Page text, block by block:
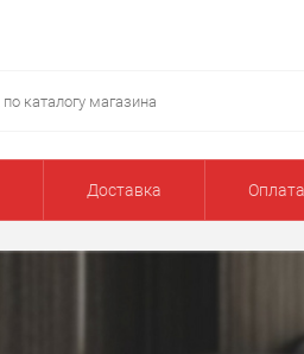
Доставка Оплата